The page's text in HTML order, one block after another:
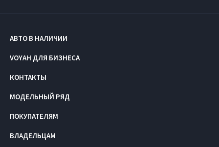
АВТО В НАЛИЧИИ
VOYAH ДЛЯ БИЗНЕСА
КОНТАКТЫ
МОДЕЛЬНЫЙ РЯД
ПОКУПАТЕЛЯМ
ВЛАДЕЛЬЦАМ